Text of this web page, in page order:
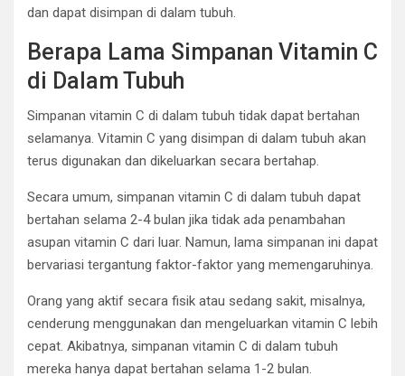
dan dapat disimpan di dalam tubuh.
Berapa Lama Simpanan Vitamin C
di Dalam Tubuh
Simpanan vitamin C di dalam tubuh tidak dapat bertahan
selamanya. Vitamin C yang disimpan di dalam tubuh akan
terus digunakan dan dikeluarkan secara bertahap.
Secara umum, simpanan vitamin C di dalam tubuh dapat
bertahan selama 2-4 bulan jika tidak ada penambahan
asupan vitamin C dari luar. Namun, lama simpanan ini dapat
bervariasi tergantung faktor-faktor yang memengaruhinya.
Orang yang aktif secara fisik atau sedang sakit, misalnya,
cenderung menggunakan dan mengeluarkan vitamin C lebih
cepat. Akibatnya, simpanan vitamin C di dalam tubuh
mereka hanya dapat bertahan selama 1-2 bulan.